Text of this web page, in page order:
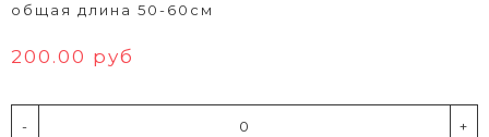
общая длина 50-60см
200.00 руб
- +